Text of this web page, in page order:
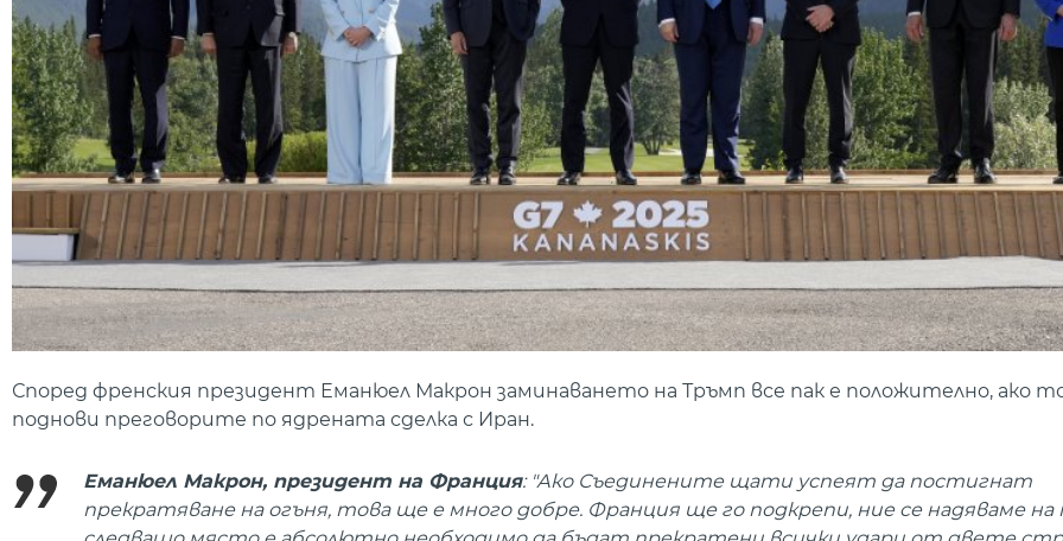
Според френския президент Еманюел Макрон заминаването на Тръмп все пак е положително, ако
поднови преговорите по ядрената сделка с Иран.
Еманюел Макрон, президент на Франция: "Ако Съединените щати успеят да постигнат
прекратяване на огъня, това ще е много добре. Франция ще го подкрепи, ние се надяваме на